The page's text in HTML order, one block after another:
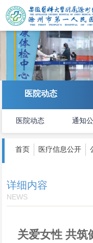
网站首页
医院概况
医务管理
护理服务
科研教学
党风廉政
医院动态
医院动态 通知
首页 医疗信息公开
详细内容
NEWS
关爱女性 共